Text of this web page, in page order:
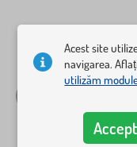
Acest site
navigarea.
utilizăm